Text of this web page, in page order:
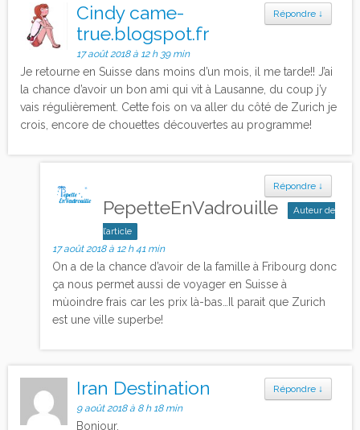
Répondre ↓
Cindy came-
true.blogspot.fr
17 août 2018 à 12 h 39 min
Je retourne en Suisse dans moins d’un mois, il me tarde!! J’ai
la chance d’avoir un bon ami qui vit à Lausanne, du coup j’y
vais régulièrement. Cette fois on va aller du côté de Zurich je
crois, encore de chouettes découvertes au programme!
Répondre ↓
PepetteEnVadrouille
Auteur de
l’article
17 août 2018 à 12 h 41 min
On a de la chance d’avoir de la famille à Fribourg donc
ça nous permet aussi de voyager en Suisse à
mùoindre frais car les prix là-bas…Il parait que Zurich
est une ville superbe!
Répondre ↓
Iran Destination
9 août 2018 à 8 h 18 min
Bonjour,